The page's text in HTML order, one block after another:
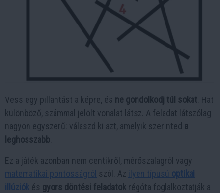
Vess egy pillantást a képre, és ne gondolkodj túl sokat . Hat
különböző, számmal jelölt vonalat látsz. A feladat látszólag
nagyon egyszerű: válaszd ki azt, amelyik szerinted a
leghosszabb
Ez a játék azonban nem centikről, mérőszalagról vagy
matematikai pontosságról szól. Az ilyen típusú optikai
illúziók és gyors döntési feladatok régóta foglalkoztatják a